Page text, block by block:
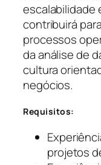
escalabilidade
contribuirá
processos
da análise de
cultura
negócios.
Requisitos:
projetos